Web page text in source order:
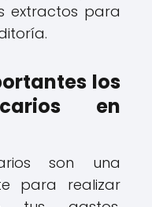
extractos para
los
en
son una
para realizar